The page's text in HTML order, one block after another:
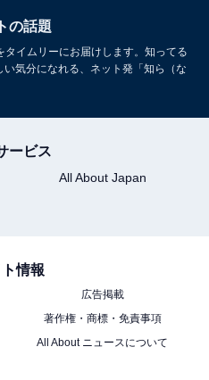
の話題
イムリーにお届けします。知ってる
気分になれる、ネット発「知ら（な
ービス
All About Japan
情報
広告掲載
著作権・商標・免責事項
All About ニュースについて